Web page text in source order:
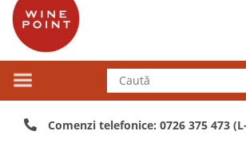
Comenzi telefonice: 0726 375 473